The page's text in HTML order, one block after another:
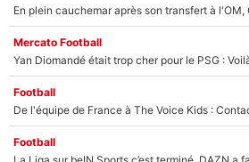
Mercato Football
Football
Football